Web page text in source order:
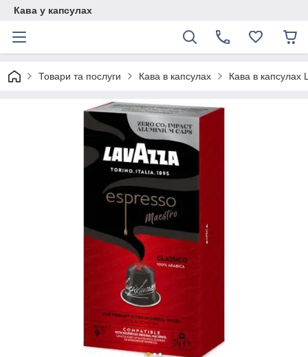
Кава у капсулах
Товари та послуги Кава в капсулах Кава в капсулах